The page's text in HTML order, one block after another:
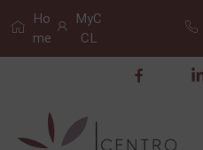
Ho
me
MyC
CL